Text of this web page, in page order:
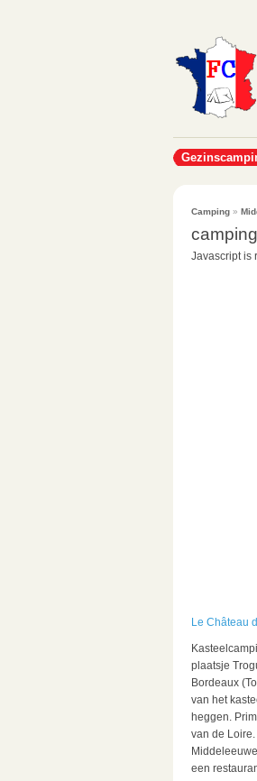
Camping »
Javascript is
Le Château
plaatsje
Bordeaux
van het
heggen.
van de
een